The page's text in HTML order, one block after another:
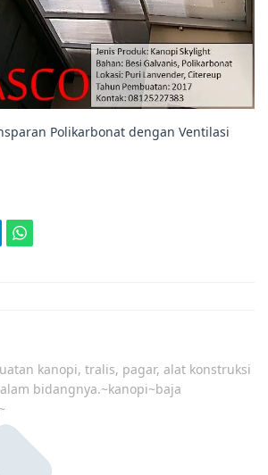
Polikarbonat dengan Ventilasi
kanopi, tralis, pagar, alat konstruksi
bidangnya.~kanopi~baja